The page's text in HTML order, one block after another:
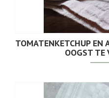
TOMATENKETCHUP EN
OOGST TE